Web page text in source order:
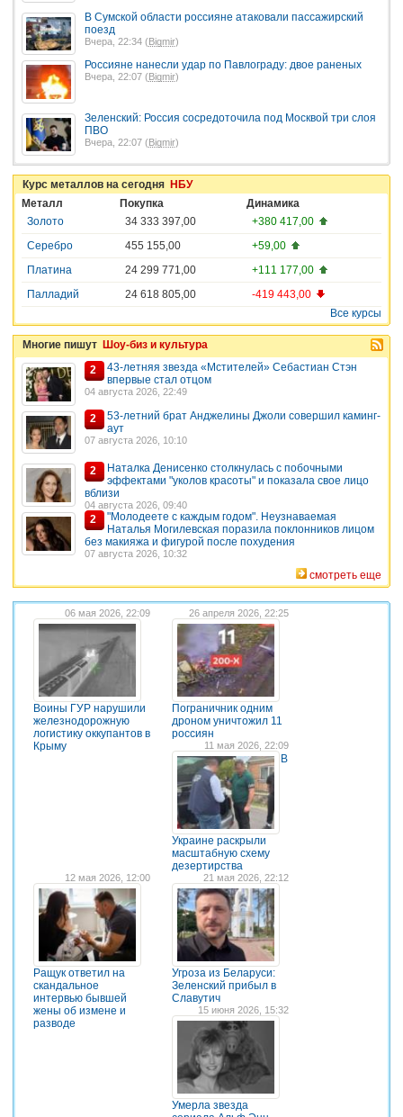
В Сумской области россияне атаковали пассажирский
поезд
Вчера, 22:34 (Bigmir)
Россияне нанесли удар по Павлограду: двое раненых
Вчера, 22:07 (Bigmir)
Зеленский: Россия сосредоточила под Москвой три слоя
ПВО
Вчера, 22:07 (Bigmir)
Курс металлов на сегодня НБУ
Металл
Покупка
Динамика
Золото
34 333 397,00
+380 417,00
Серебро
455 155,00
+59,00
Платина
24 299 771,00
+111 177,00
Палладий
24 618 805,00
-419 443,00
Все курсы
Многие пишут Шоу-биз и культура
2
43-летняя звезда «Мстителей» Себастиан Стэн
впервые стал отцом
04 августа 2026, 22:49
2
53-летний брат Анджелины Джоли совершил каминг-
аут
07 августа 2026, 10:10
2
Наталка Денисенко столкнулась с побочными
эффектами "уколов красоты" и показала свое лицо
вблизи
04 августа 2026, 09:40
2
"Молодеете с каждым годом". Неузнаваемая
Наталья Могилевская поразила поклонников лицом
без макияжа и фигурой после похудения
07 августа 2026, 10:32
смотреть еще
06 мая 2026, 22:09
Воины ГУР нарушили
железнодорожную
логистику оккупантов в
Крыму
26 апреля 2026, 22:25
Пограничник одним
дроном уничтожил 11
россиян
11 мая 2026, 22:09
В
Украине раскрыли
масштабную схему
дезертирства
12 мая 2026, 12:00
Ращук ответил на
скандальное
интервью бывшей
жены об измене и
разводе
21 мая 2026, 22:12
Угроза из Беларуси:
Зеленский прибыл в
Славутич
15 июня 2026, 15:32
Умерла звезда